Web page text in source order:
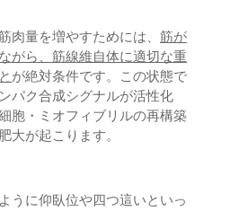
肉量を増やすためには、 筋が
がら、筋線維自体に適切な重
が絶対条件です。この状態で
パク合成シグナルが活性化
胞・ミオフィブリルの再構築
大が起こります。
うに仰臥位や四つ這いといっ